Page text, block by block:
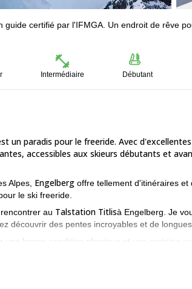
certifié par l'IFMGA. Un endroit de rêve
Intermédiaire Débutant
un paradis pour le freeride. Avec
accessibles aux skieurs débutants et
Alpes, Engelberg offre tellement d'itinéraires
le ski freeride.
au Talstation Titlisà Engelberg. Je
découvrir des pentes incroyables et de
bonne condition physique et une certaine
de
à Engelberg ? Demandez votre réservation